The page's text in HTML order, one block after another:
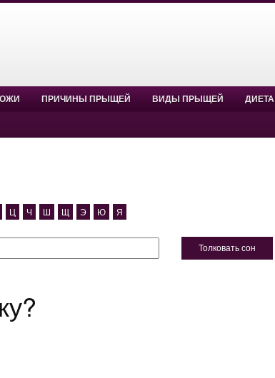
ПРИЧИНЫ ПРЫЩЕЙ ВИДЫ ПРЫЩЕЙ ДИЕТА
Ц Ч Ш Щ Э Ю Я
Толковать сон